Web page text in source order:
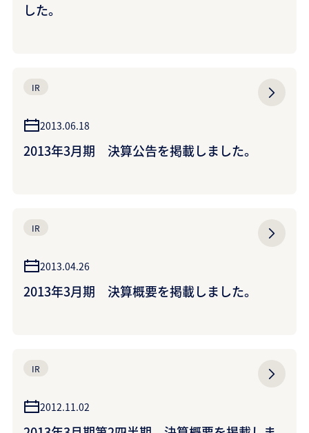
した。
IR
2013.06.18
2013年3月期 決算公告を掲載しました。
IR
2013.04.26
2013年3月期 決算概要を掲載しました。
IR
2012.11.02